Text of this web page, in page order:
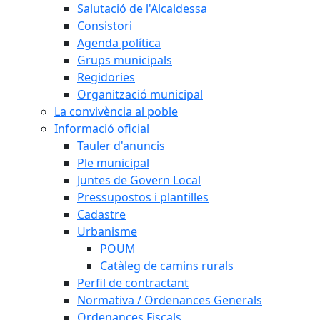
Salutació de l'Alcaldessa
Consistori
Agenda política
Grups municipals
Regidories
Organització municipal
La convivència al poble
Informació oficial
Tauler d'anuncis
Ple municipal
Juntes de Govern Local
Pressupostos i plantilles
Cadastre
Urbanisme
POUM
Catàleg de camins rurals
Perfil de contractant
Normativa / Ordenances Generals